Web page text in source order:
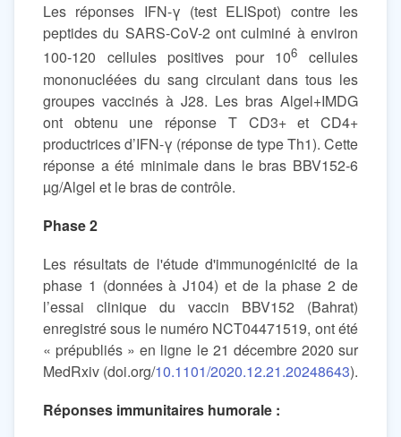
Les réponses IFN-γ (test ELISpot) contre les
peptides du SARS-CoV-2 ont culminé à environ
100-120 cellules positives pour 106
cellules
mononucléées du sang circulant dans tous les
groupes vaccinés à J28. Les bras Algel+IMDG
ont obtenu une réponse T CD3+ et CD4+
productrices d’IFN-γ (réponse de type Th1). Cette
réponse a été minimale dans le bras BBV152-6
µg/Algel et le bras de contrôle.
Phase 2
Les résultats de l'étude d'immunogénicité de la
phase 1 (données à J104) et de la phase 2 de
l’essai clinique du vaccin BBV152 (Bahrat)
enregistré sous le numéro NCT04471519, ont été
« prépubliés » en ligne le 21 décembre 2020 sur
MedRxiv (doi.org/10.1101/2020.12.21.20248643).
Réponses immunitaires humorale :